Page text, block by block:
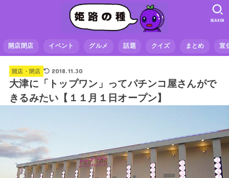
開店閉店 イベント グルメ 話題 クイズ まとめ 宣
SEARCH
開店・閉店 2018.11.30
大津に「トップワン」ってパチンコ屋さんがで
きるみたい【１１月１日オープン】